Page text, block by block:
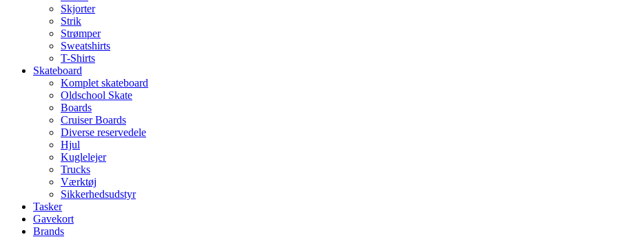
Skjorter
Strik
Strømper
Sweatshirts
T-Shirts
Skateboard
Komplet skateboard
Oldschool Skate
Boards
Cruiser Boards
Diverse reservedele
Hjul
Kuglelejer
Trucks
Værktøj
Sikkerhedsudstyr
Tasker
Gavekort
Brands